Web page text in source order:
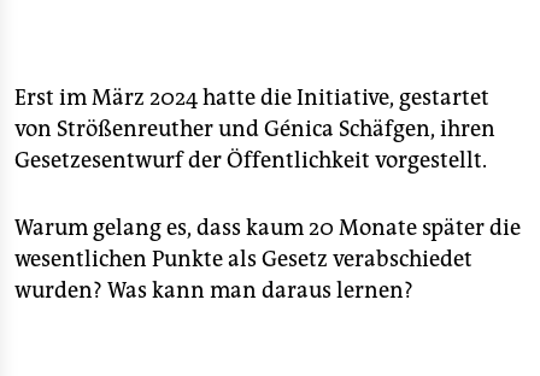
Erst im März 2024 hatte die Initiative, gestartet
von Strößenreuther und Génica Schäfgen, ihren
Gesetzesentwurf der Öffentlichkeit vorgestellt.
Warum gelang es, dass kaum 20 Monate später die
wesentlichen Punkte als Gesetz verabschiedet
wurden? Was kann man daraus lernen?